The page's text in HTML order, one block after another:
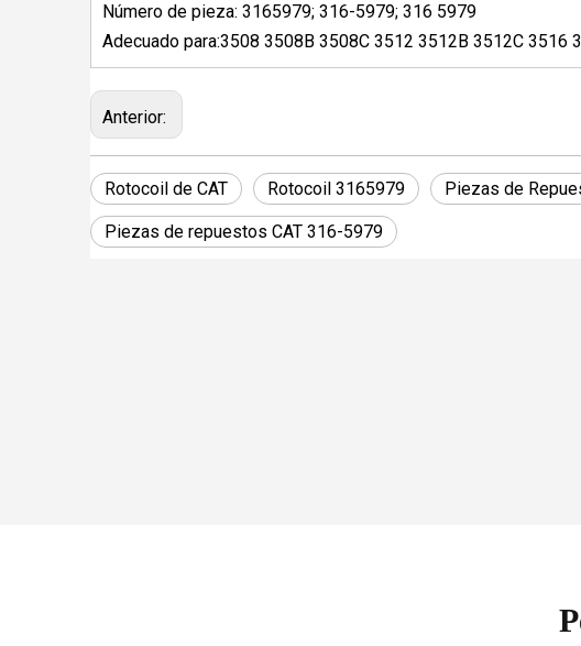
Número de pieza: 3165979; 316-5979; 316 5979
Adecuado para:3508 3508B 3508C 3512 3512B 3512C 3516
Anterior:
Rotocoil de CAT Rotocoil 3165979 Piezas de
Piezas de repuestos CAT 316-5979